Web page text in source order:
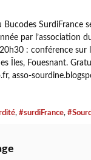
Bucodes
par l’association
: conférence
Îles, Fouesnant.
asso-
, #surdiFrance,